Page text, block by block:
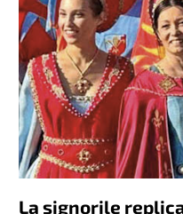
La signorile